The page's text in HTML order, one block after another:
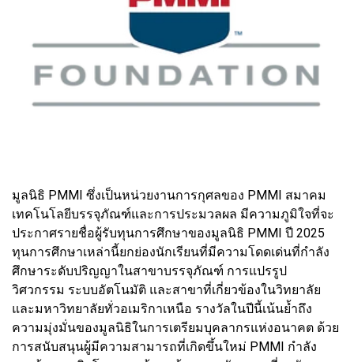
มูลนิธิ PMMI ซึ่งเป็นหน่วยงานการกุศลของ PMMI สมาคม
เทคโนโลยีบรรจุภัณฑ์และการประมวลผล มีความภูมิใจที่จะ
ประกาศรายชื่อผู้รับทุนการศึกษาของมูลนิธิ PMMI ปี 2025
ทุนการศึกษาเหล่านี้ยกย่องนักเรียนที่มีความโดดเด่นที่กำลัง
ศึกษาระดับปริญญาในสาขาบรรจุภัณฑ์ การแปรรูป
วิศวกรรม ระบบอัตโนมัติ และสาขาที่เกี่ยวข้องในวิทยาลัย
และมหาวิทยาลัยทั่วอเมริกาเหนือ รางวัลในปีนี้เน้นย้ำถึง
ความมุ่งมั่นของมูลนิธิในการเตรียมบุคลากรแห่งอนาคต ด้วย
การสนับสนุนผู้มีความสามารถที่เกิดขึ้นใหม่ PMMI กำลัง